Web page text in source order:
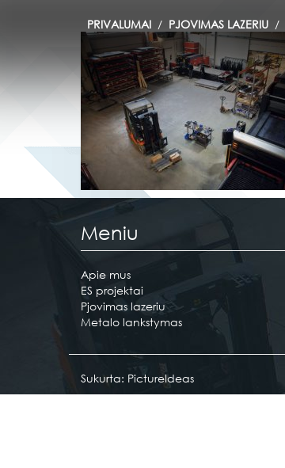
Privalumai
lazeriu
Metalo
lankstymas
Kontaktai
PRIVALUMAI PJOVIMAS LAZERIU
Meniu
Apie mus
ES projektai
Pjovimas lazeriu
Metalo lankstymas
Sukurta: PictureIdeas